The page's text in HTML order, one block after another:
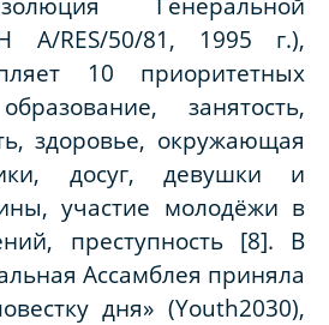
A/RES/50/81, 1995 г.),
10 приоритетных
занятость,
здоровье, окружающая
досуг, девушки и
участие молодёжи в
преступность [8]. В
Ассамблея приняла
дня» (Youth2030),